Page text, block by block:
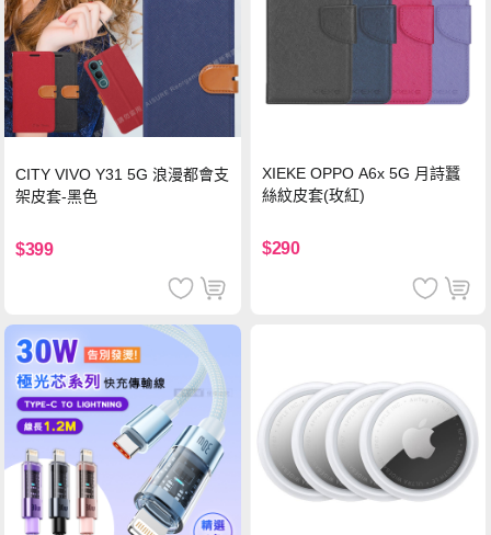
CITY VIVO Y31 5G 浪漫都會支
架皮套-黑色
$399
XIEKE OPPO A6x 5G 月詩蠶
絲紋皮套(玫紅)
$290